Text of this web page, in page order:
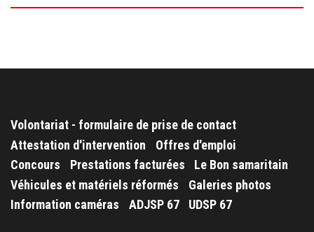
Volontariat - formulaire de prise de contact
Attestation d'intervention
Offres d'emploi
Concours
Prestations facturées
Le Bon samaritain
Véhicules et matériels réformés
Galeries photos
Information caméras
ADJSP 67 UDSP 67